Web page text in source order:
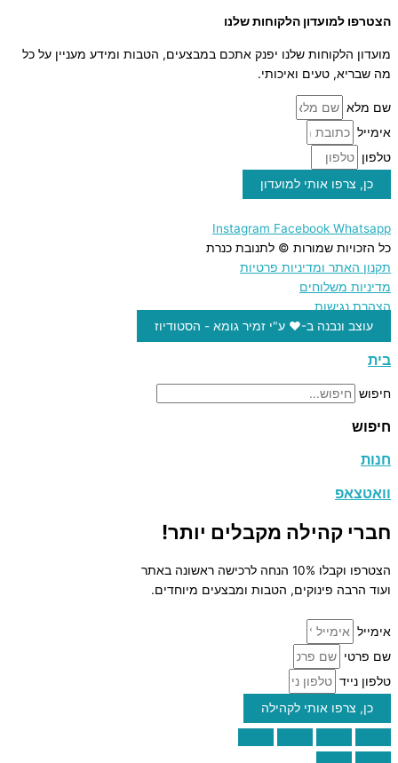
הצטרפו למועדון הלקוחות שלנו
מועדון הלקוחות שלנו יפנק אתכם במבצעים, הטבות ומידע מעניין על כל
מה שבריא, טעים ואיכותי.
שם מלא
אימייל
טלפון
כן, צרפו אותי למועדון
Instagram Facebook Whatsapp
כל הזכויות שמורות © לתנובת כנרת
תקנון האתר ומדיניות פרטיות
מדיניות משלוחים
הצהרת נגישות
עוצב ונבנה ב-♥︎ ע"י זמיר גומא - הסטודיוז
בית
חיפוש
חיפוש
חנות
וואטצאפ
חברי קהילה מקבלים יותר!
הצטרפו וקבלו 10% הנחה לרכישה ראשונה באתר
ועוד הרבה פינוקים, הטבות ומבצעים מיוחדים.
אימייל
שם פרטי
טלפון נייד
כן, צרפו אותי לקהילה